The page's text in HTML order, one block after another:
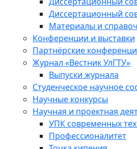
Диссертационный
Материалы и
Конференции и выставки
Партнёрские
Журнал «Вестник УлГТУ»
Выпуски журнала
Студенческое научное
Научные конкурсы
Научная и проектная
УПК современных
Профессионалитет